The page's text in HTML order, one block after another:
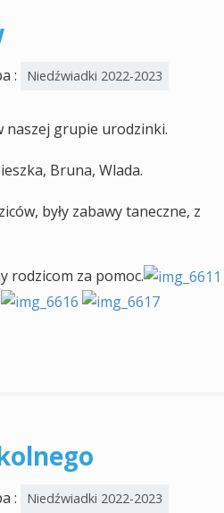
: Niedźwiadki 2022-2023
naszej grupie urodzinki.
Bruna, Wlada.
były zabawy taneczne, z
rodzicom za pomoc.
: Niedźwiadki 2022-2023